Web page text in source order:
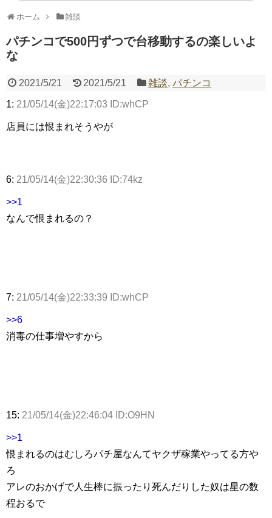
無職のパチンコカス(22)なんやが、ワイの人生どれくら
AngelBeats!とかいうクソアニメの思い出ｗｗｗ
Powered by livedoor 相互RSS
ホーム 雑談
パチンコで500円ずつで台移動するの楽しいよ
な
2021/5/21 2021/5/21 雑談,パチンコ
1: 21/05/14(金)22:17:03 ID:whCP
店員には恨まれそうやが
6: 21/05/14(金)22:30:36 ID:74kz
>>1
なんで恨まれるの？
7: 21/05/14(金)22:33:39 ID:whCP
>>6
消毒の仕事増やすから
15: 21/05/14(金)22:46:04 ID:O9HN
>>1
恨まれるのはむしろパチ屋なんてヤクザ稼業やってる方や
ろ
アレのおかげで人生棒に振ったり死んだりした奴は星の数
程おるで